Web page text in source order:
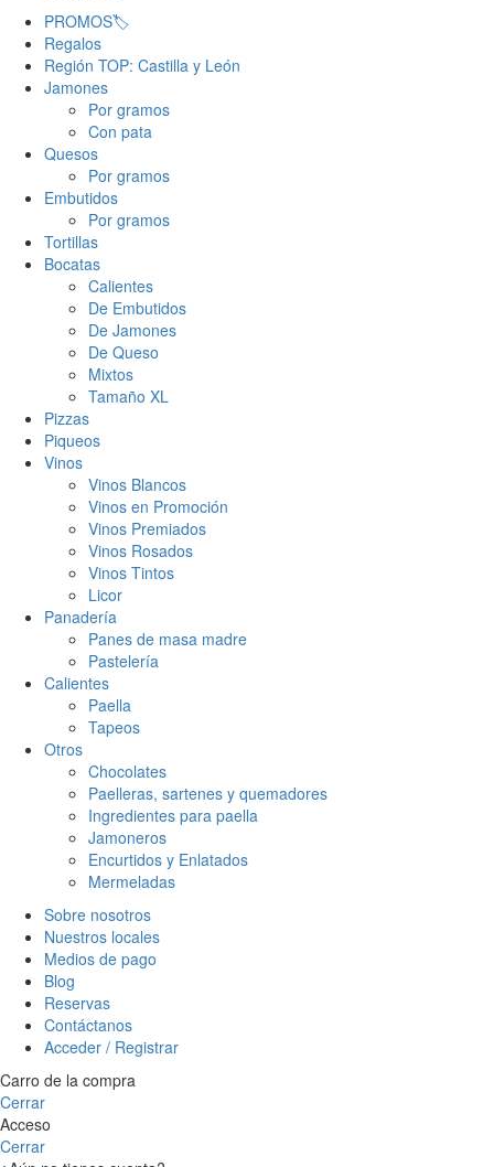
PROMOS🏷️
Regalos
Región TOP: Castilla y León
Jamones
Por gramos
Con pata
Quesos
Por gramos
Embutidos
Por gramos
Tortillas
Bocatas
Calientes
De Embutidos
De Jamones
De Queso
Mixtos
Tamaño XL
Pizzas
Piqueos
Vinos
Vinos Blancos
Vinos en Promoción
Vinos Premiados
Vinos Rosados
Vinos Tintos
Licor
Panadería
Panes de masa madre
Pastelería
Calientes
Paella
Tapeos
Otros
Chocolates
Paelleras, sartenes y quemadores
Ingredientes para paella
Jamoneros
Encurtidos y Enlatados
Mermeladas
Sobre nosotros
Nuestros locales
Medios de pago
Blog
Reservas
Contáctanos
Acceder / Registrar
Carro de la compra
Cerrar
Acceso
Cerrar